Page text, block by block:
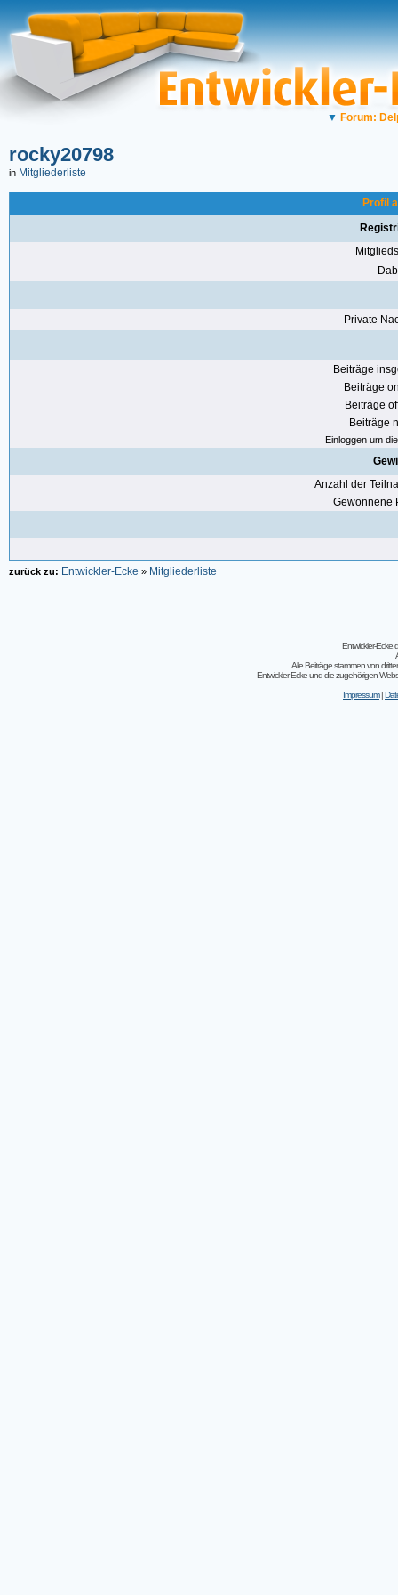
▼ Forum:
rocky20798
in Mitgliederliste
Profil
Private
Beiträge
Beiträge
Beiträge
Beiträge
Einloggen um
Anzahl der
Gewonnene
zurück zu: Entwickler-Ecke » Mitgliederliste
Entwickler-
Alle Beiträge stammen von
Entwickler-Ecke und die zugehörigen
Impressum|